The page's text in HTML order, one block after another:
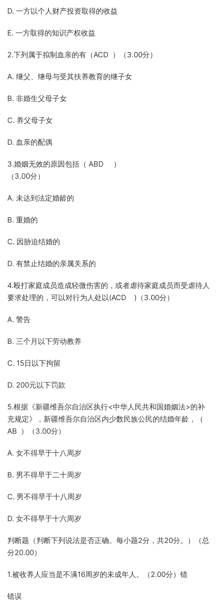
D. 一方以个人财产投资取得的收益
E. 一方取得的知识产权收益
2.下列属于拟制血亲的有（ACD ）（3.00分）
A. 继父、继母与受其扶养教育的继子女
B. 非婚生父母子女
C. 养父母子女
D. 血亲的配偶
3.婚姻无效的原因包括（ ABD ）
（3.00分）
A. 未达到法定婚龄的
B. 重婚的
C. 因胁迫结婚的
D. 有禁止结婚的亲属关系的
4.殴打家庭成员造成轻微伤害的，或者虐待家庭成员而受虐待人
要求处理的，可以对行为人处以(ACD )（3.00分）
A. 警告
B. 三个月以下劳动教养
C. 15日以下拘留
D. 200元以下罚款
5.根据《新疆维吾尔自治区执行<中华人民共和国婚姻法>的补
充规定》，新疆维吾尔自治区内少数民族公民的结婚年龄，（
AB ）（3.00分）
A. 女不得早于十八周岁
B. 男不得早于二十周岁
C. 男不得早于十八周岁
D. 女不得早于十六周岁
判断题（判断下列说法是否正确。每小题2分，共20分。）（总
分20.00）
1.被收养人应当是不满16周岁的未成年人。（2.00分）错
错误